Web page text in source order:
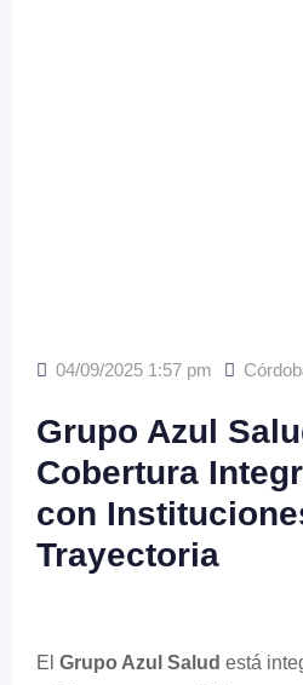
04/09/2025 1:57 pm
Grupo Azul
Cobertura
con
Trayectoria
El Grupo Azul Salud está